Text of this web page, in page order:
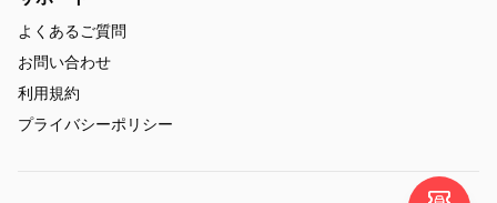
よくあるご質問
お問い合わせ
利用規約
プライバシーポリシー